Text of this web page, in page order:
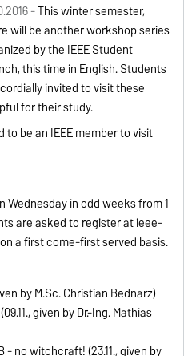
-This winter semester,
will be another workshop series
by the IEEE Student
this time in English. Students
invited to visit these
for their study.
be an IEEE member to visit
in odd weeks from 1
are asked to register atieee-
a first come-first served basis.
by M.Sc. Christian Bednarz)
given by Dr.-Ing. Mathias
no witchcraft! (23.11., given by